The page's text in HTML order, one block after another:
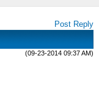
Post Reply
(09-23-2014 09:37 AM)